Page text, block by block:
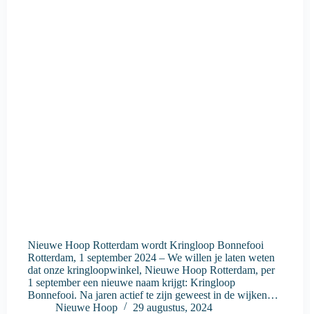
Nieuwe Hoop Rotterdam wordt Kringloop Bonnefooi
Rotterdam, 1 september 2024 – We willen je laten weten
dat onze kringloopwinkel, Nieuwe Hoop Rotterdam, per
1 september een nieuwe naam krijgt: Kringloop
Bonnefooi. Na jaren actief te zijn geweest in de wijken…
Nieuwe Hoop
29 augustus, 2024